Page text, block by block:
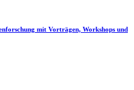
mit Vorträgen, Workshops und